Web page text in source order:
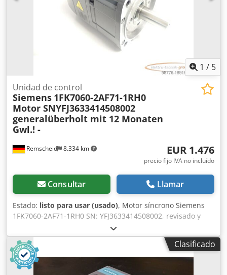
1 / 5
Remscheid 8.334 km
Unidad de control
Siemens 1FK7060-2AF71-1RH0
Motor SNYFJ3633414508002
generalüberholt mit 12 Monaten
Gwl.! -
EUR 1.476
precio fijo IVA no incluído
Consultar Llamar
Estado: listo para usar (usado), Motor síncrono Siemens
1FK7060-2AF71-1RH0 SN: YFJ3633414508002, revisado y
probado completamente por profesionales con 12 meses
de garantía, 100% funcional, alcance de suministro según
fotos, los descuentos de venta acordados no se aplican a
este artículo. ¡Pregunte por el precio por separado!
Cjdjwblw Dspfx Angorf
Clasificado